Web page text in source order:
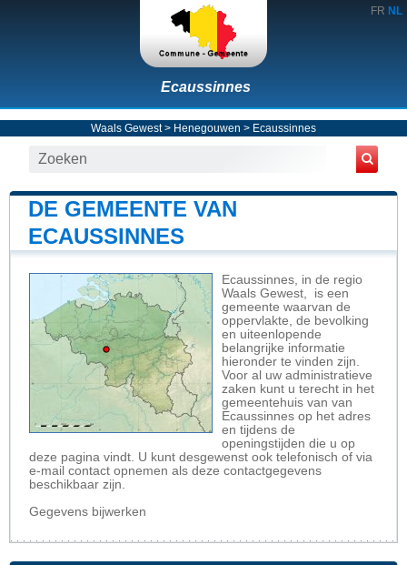
FR NL
Ecaussinnes
Waals Gewest> Henegouwen > Ecaussinnes
DE GEMEENTE VAN
ECAUSSINNES
Ecaussinnes, in de regio
Waals Gewest, is een
gemeente waarvan de
oppervlakte, de bevolking
en uiteenlopende
belangrijke informatie
hieronder te vinden zijn.
Voor al uw administratieve
zaken kunt u terecht in het
gemeentehuis van van
Ecaussinnes op het adres
en tijdens de
openingstijden die u op
deze pagina vindt. U kunt desgewenst ook telefonisch of via
e-mail contact opnemen als deze contactgegevens
beschikbaar zijn.
Gegevens bijwerken